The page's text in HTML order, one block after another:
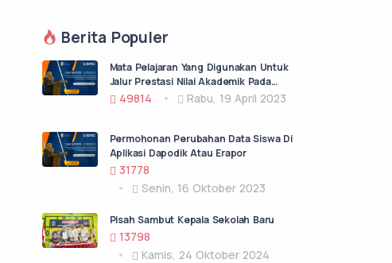
Berita Populer
Mata Pelajaran Yang Digunakan Untuk
Jalur Prestasi Nilai Akademik Pada
PPDB Jatim Jenjang SMA/SMK Negeri
49814 Rabu, 19 April 2023
Permohonan Perubahan Data Siswa Di
Aplikasi Dapodik Atau Erapor
31778
Senin, 16 Oktober 2023
Pisah Sambut Kepala Sekolah Baru
13798
Kamis, 24 Oktober 2024